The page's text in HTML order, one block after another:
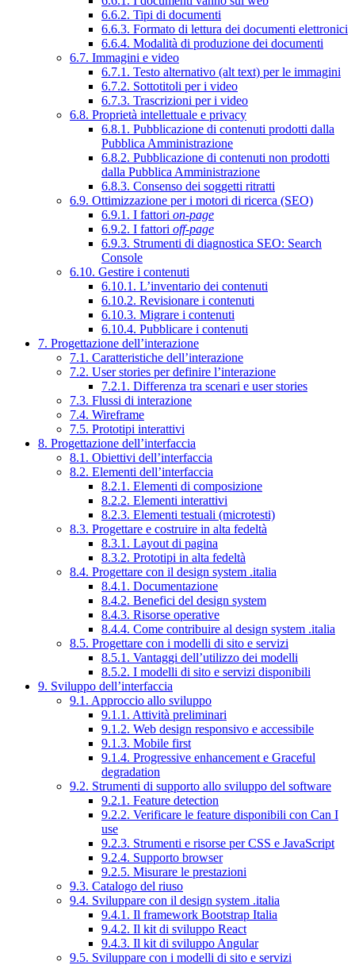
6.6.2. Tipi di documenti
6.6.3. Formato di lettura dei documenti elettronici
6.6.4. Modalità di produzione dei documenti
6.7. Immagini e video
6.7.1. Testo alternativo (alt text) per le immagini
6.7.2. Sottotitoli per i video
6.7.3. Trascrizioni per i video
6.8. Proprietà intellettuale e privacy
6.8.1. Pubblicazione di contenuti prodotti dalla
Pubblica Amministrazione
6.8.2. Pubblicazione di contenuti non prodotti
dalla Pubblica Amministrazione
6.8.3. Consenso dei soggetti ritratti
6.9. Ottimizzazione per i motori di ricerca (SEO)
6.9.1. I fattori on-page
6.9.2. I fattori off-page
6.9.3. Strumenti di diagnostica SEO: Search
Console
6.10. Gestire i contenuti
6.10.1. L’inventario dei contenuti
6.10.2. Revisionare i contenuti
6.10.3. Migrare i contenuti
6.10.4. Pubblicare i contenuti
7. Progettazione dell’interazione
7.1. Caratteristiche dell’interazione
7.2. User stories per definire l’interazione
7.2.1. Differenza tra scenari e user stories
7.3. Flussi di interazione
7.4. Wireframe
7.5. Prototipi interattivi
8. Progettazione dell’interfaccia
8.1. Obiettivi dell’interfaccia
8.2. Elementi dell’interfaccia
8.2.1. Elementi di composizione
8.2.2. Elementi interattivi
8.2.3. Elementi testuali (microtesti)
8.3. Progettare e costruire in alta fedeltà
8.3.1. Layout di pagina
8.3.2. Prototipi in alta fedeltà
8.4. Progettare con il design system .italia
8.4.1. Documentazione
8.4.2. Benefici del design system
8.4.3. Risorse operative
8.4.4. Come contribuire al design system .italia
8.5. Progettare con i modelli di sito e servizi
8.5.1. Vantaggi dell’utilizzo dei modelli
8.5.2. I modelli di sito e servizi disponibili
9. Sviluppo dell’interfaccia
9.1. Approccio allo sviluppo
9.1.1. Attività preliminari
9.1.2. Web design responsivo e accessibile
9.1.3. Mobile first
9.1.4. Progressive enhancement e Graceful
degradation
9.2. Strumenti di supporto allo sviluppo del software
9.2.1. Feature detection
9.2.2. Verificare le feature disponibili con Can I
use
9.2.3. Strumenti e risorse per CSS e JavaScript
9.2.4. Supporto browser
9.2.5. Misurare le prestazioni
9.3. Catalogo del riuso
9.4. Sviluppare con il design system .italia
9.4.1. Il framework Bootstrap Italia
9.4.2. Il kit di sviluppo React
9.4.3. Il kit di sviluppo Angular
9.5. Sviluppare con i modelli di sito e servizi